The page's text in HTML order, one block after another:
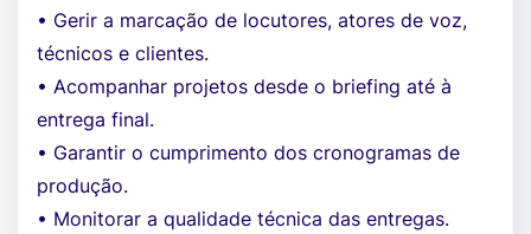
• Gerir a marcação de locutores, atores de voz,
técnicos e clientes.
• Acompanhar projetos desde o briefing até à
entrega final.
• Garantir o cumprimento dos cronogramas de
produção.
• Monitorar a qualidade técnica das entregas.